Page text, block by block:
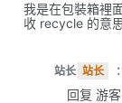
我是在包裝箱裡
收 recycle 的意思
站长 站长 ：
回复 游